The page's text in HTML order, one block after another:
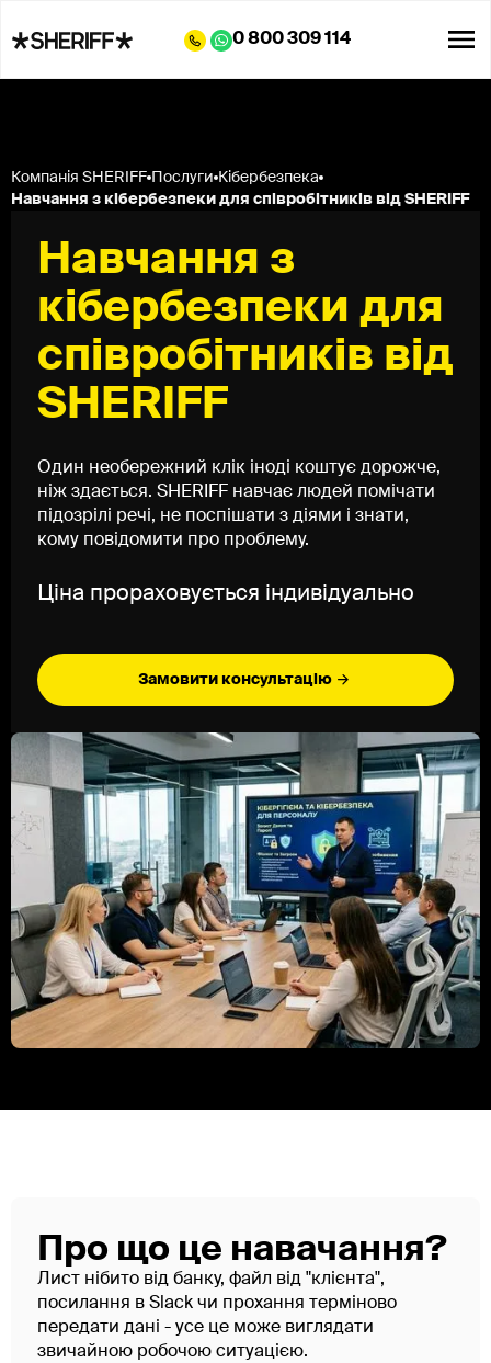
0 800 309 114
Компанія SHERIFF Послуги Кібербезпека
Навчання з кібербезпеки для співробітників від SHERIFF
Навчання з
кібербезпеки для
співробітників від
SHERIFF
Один необережний клік іноді коштує дорожче,
ніж здається. SHERIFF навчає людей помічати
підозрілі речі, не поспішати з діями і знати,
кому повідомити про проблему.
Ціна прораховується індивідуально
Замовити консультацію
Про що це навачання?
Лист нібито від банку, файл від "клієнта",
посилання в Slack чи прохання терміново
передати дані - усе це може виглядати
звичайною робочою ситуацією.